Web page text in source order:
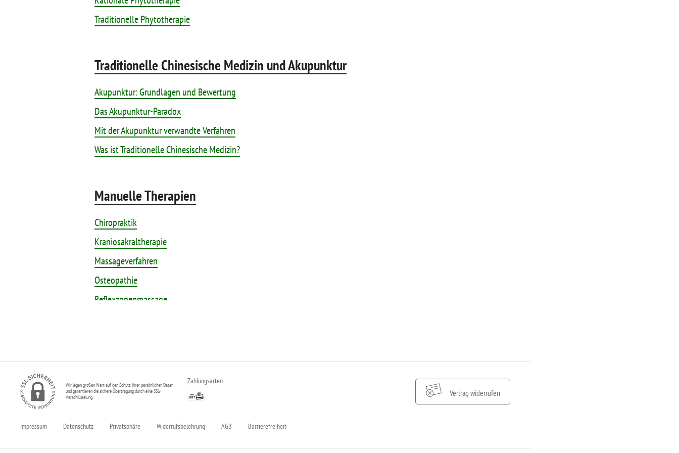
Traditionelle Phytotherapie
Traditionelle Chinesische Medizin und Akupunktur
Akupunktur: Grundlagen und Bewertung
Das Akupunktur-Paradox
Mit der Akupunktur verwandte Verfahren
Was ist Traditionelle Chinesische Medizin?
Manuelle Therapien
Chiropraktik
Kraniosakraltherapie
Massageverfahren
Osteopathie
Reflexzonenmassage
Wir legen großen Wert auf den Schutz Ihrer persönlichen Daten
und garantieren die sichere Übertragung durch eine SSL-
Verschlüsselung.
Zahlungsarten
Impressum Datenschutz Privatsphäre Widerrufsbelehrung AGB Barrierefreiheit
Vertrag widerrufen